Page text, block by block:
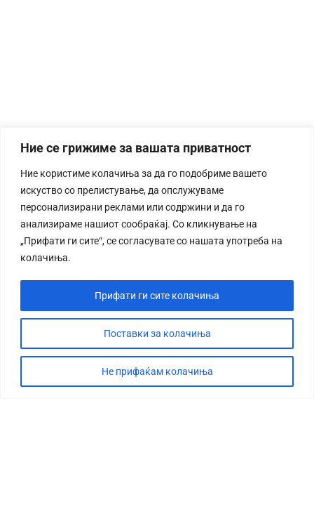
Ние се грижиме за вашата приватност
Ние користиме колачиња за да го подобриме вашето
искуство со прелистување, да опслужуваме
персонализирани реклами или содржини и да го
анализираме нашиот сообраќај. Со кликнување на
„Прифати ги сите“, се согласувате со нашата употреба на
колачиња.
Поставки за колачиња
Не прифаќам колачиња
Прифати ги сите колачиња
СТОРИЈА
ДЕБАТА